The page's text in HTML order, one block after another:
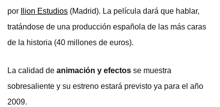
por
Ilion Estudios (Madrid). La película dará que hablar,
tratándose de una producción española de las más caras
de la historia (40 millones de euros).
La calidad de animación y efectos se muestra
sobresaliente y su estreno estará previsto ya para el año
2009.